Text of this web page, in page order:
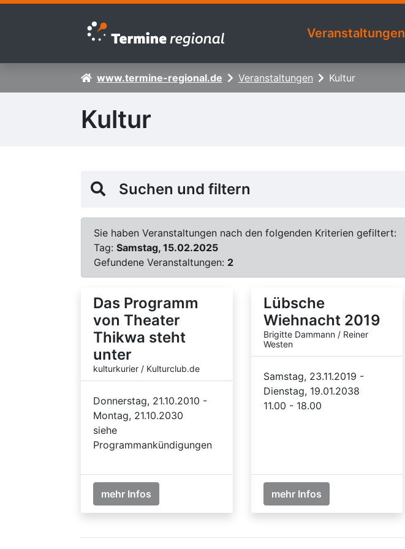
Zur Navigation springen
Zum Inhalt springen
Veranstaltungen
www.termine-regional.de Veranstaltungen Kultur
Kultur
Suchen und filtern
Sie haben Veranstaltungen nach den folgenden Kriterien gefiltert:
Tag: Samstag, 15.02.2025
Gefundene Veranstaltungen: 2
Das Programm
von Theater
Thikwa steht
unter
kulturkurier / Kulturclub.de
Donnerstag, 21.10.2010 -
Montag, 21.10.2030
siehe
Programmankündigungen
mehr Infos
Lübsche
Wiehnacht 2019
Brigitte Dammann / Reiner
Westen
Samstag, 23.11.2019 -
Dienstag, 19.01.2038
11.00 - 18.00
mehr Infos